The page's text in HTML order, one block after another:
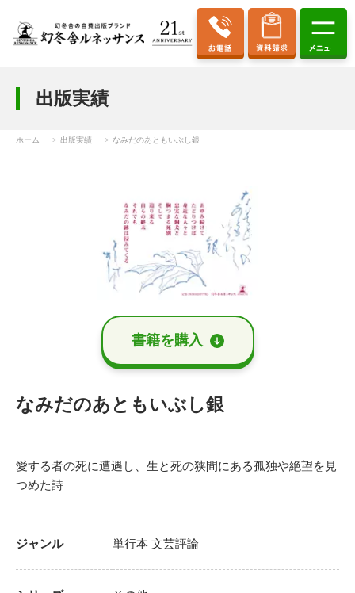
出版実績
ホーム 出版実績 なみだのあともいぶし銀
書籍を購⼊
なみだのあともいぶし銀
愛する者の死に遭遇し、生と死の狭間にある孤独や絶望を見
つめた詩
ジャンル 単行本 文芸評論